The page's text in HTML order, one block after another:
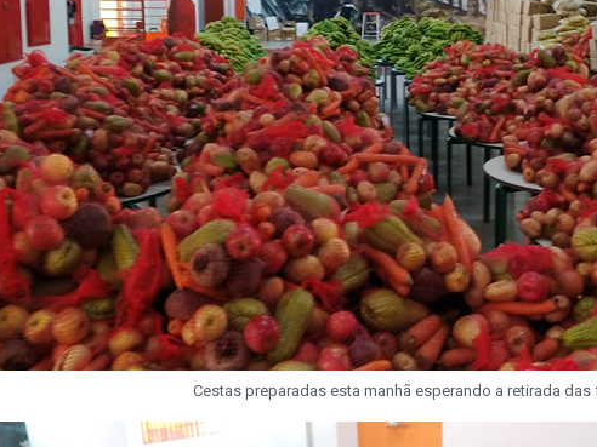
Cestas preparadas esta manhã esperando a retirada das